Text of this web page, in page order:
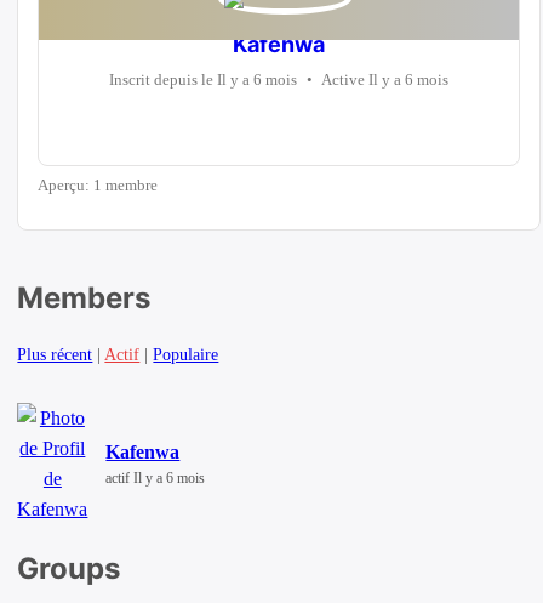
Kafenwa
Inscrit depuis le Il y a 6 mois • Active Il y a 6 mois
Aperçu: 1 membre
Members
Plus récent Actif Populaire
Kafenwa
actif Il y a 6 mois
Groups